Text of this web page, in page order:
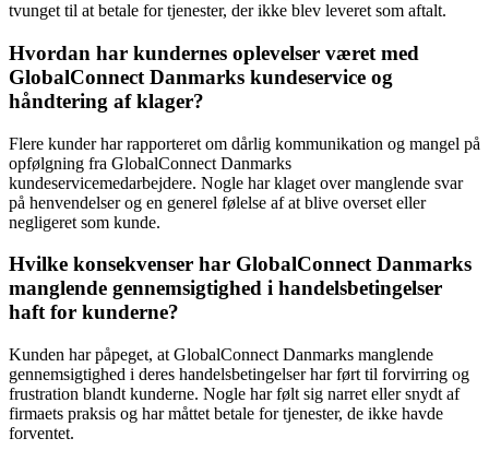
tvunget til at betale for tjenester, der ikke blev leveret som aftalt.
Hvordan har kundernes oplevelser været med
GlobalConnect Danmarks kundeservice og
håndtering af klager?
Flere kunder har rapporteret om dårlig kommunikation og mangel på
opfølgning fra GlobalConnect Danmarks
kundeservicemedarbejdere. Nogle har klaget over manglende svar
på henvendelser og en generel følelse af at blive overset eller
negligeret som kunde.
Hvilke konsekvenser har GlobalConnect Danmarks
manglende gennemsigtighed i handelsbetingelser
haft for kunderne?
Kunden har påpeget, at GlobalConnect Danmarks manglende
gennemsigtighed i deres handelsbetingelser har ført til forvirring og
frustration blandt kunderne. Nogle har følt sig narret eller snydt af
firmaets praksis og har måttet betale for tjenester, de ikke havde
forventet.